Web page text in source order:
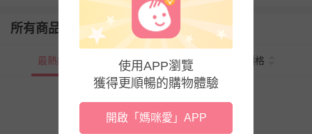
所有商品
最熱銷 新上市 價格
使用APP瀏覽
獲得更順暢的購物體驗
開啟「媽咪愛」APP